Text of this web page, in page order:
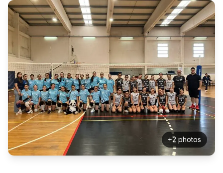
+2 photos